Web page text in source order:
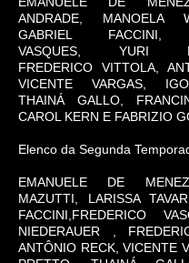
ANDRADE, MANOELA
GABRIEL FACCINI,
VASQUES, YURI
FREDERICO VITTOLA,
VICENTE VARGAS,
THAINÁ GALLO,
CAROL KERN E FABRIZIO
Elenco da Segunda
EMANUELE DE
MAZUTTI, LARISSA
FACCINI,FREDERICO
NIEDERAUER ,
ANTÔNIO RECK, VICENTE